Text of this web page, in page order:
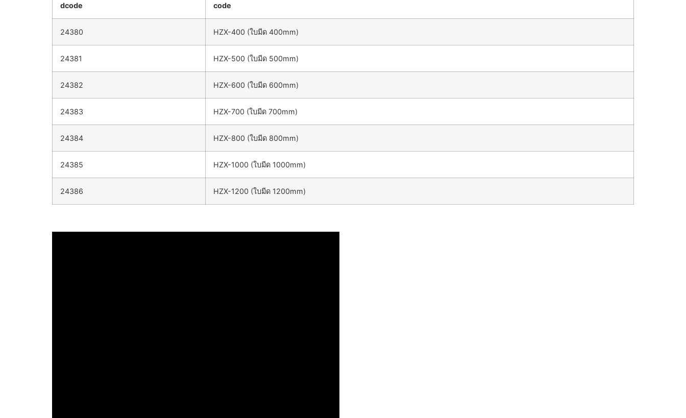
dcode code
24380 HZX-400 (ใบมีด 400mm)
24381 HZX-500 (ใบมีด 500mm)
24382 HZX-600 (ใบมีด 600mm)
24383 HZX-700 (ใบมีด 700mm)
24384 HZX-800 (ใบมีด 800mm)
24385 HZX-1000 (ใบมีด 1000mm)
24386 HZX-1200 (ใบมีด 1200mm)